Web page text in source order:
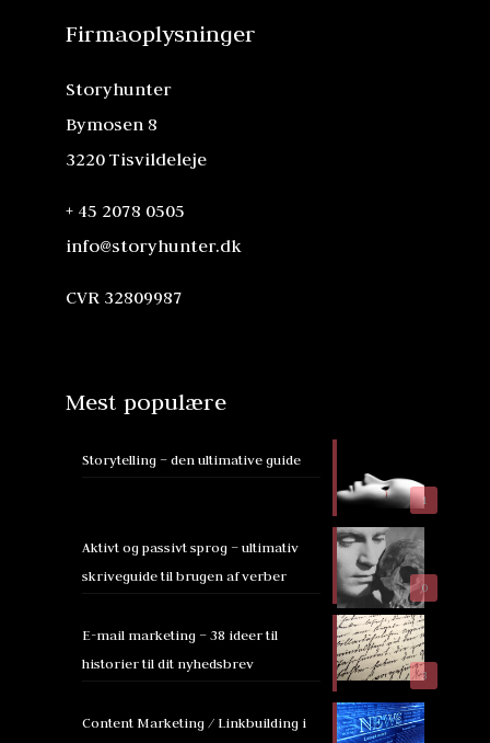
Firmaoplysninger
Storyhunter
Bymosen 8
3220 Tisvildeleje
+ 45 2078 0505
info@storyhunter.dk
CVR 32809987
Mest populære
1
Storytelling – den ultimative guide
0
Aktivt og passivt sprog – ultimativ
skriveguide til brugen af verber
3
E-mail marketing – 38 ideer til
historier til dit nyhedsbrev
Content Marketing / Linkbuilding i